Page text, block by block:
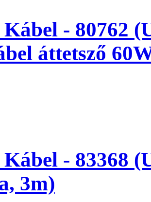
- 80762
áttetsző
- 83368
3m)